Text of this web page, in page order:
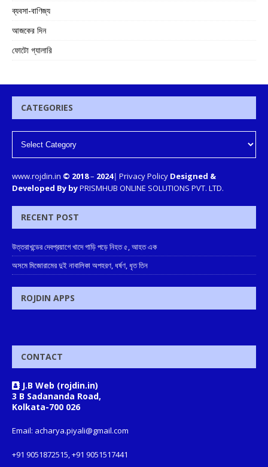
ব্যবসা-বাণিজ্য
আজকের দিন
ফোটো গ্যালারি
CATEGORIES
www.rojdin.in © 2018– 2024| Privacy Policy Designed &
Developed By byPRISMHUB ONLINE SOLUTIONS PVT. LTD.
RECENT POST
উত্তরাখন্ডের দেবপ্রয়াগে খাদে গাড়ি পড়ে নিহত ৫, আহত এক
অসমে মিজোরামের দুই নাবালিকা অপহরণ, ধর্ষণ, ধৃত তিন
ROJDIN APPS
CONTACT
J.B Web (rojdin.in)
3 B Sadananda Road,
Kolkata-700 026
Email: acharya.piyali@gmail.com
+91 9051872515, +91 9051517441